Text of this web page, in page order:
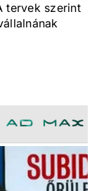
tervek szerint